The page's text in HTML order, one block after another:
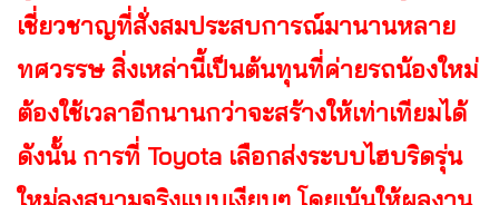
เชี่ยวชาญที่สั่งสมประสบการณ์มานานหลาย
ทศวรรษ สิ่งเหล่านี้เป็นต้นทุนที่ค่ายรถน้องใหม่
ต้องใช้เวลาอีกนานกว่าจะสร้างให้เท่าเทียมได้
ดังนั้น การที่ Toyota เลือกส่งระบบไฮบริดรุ่น